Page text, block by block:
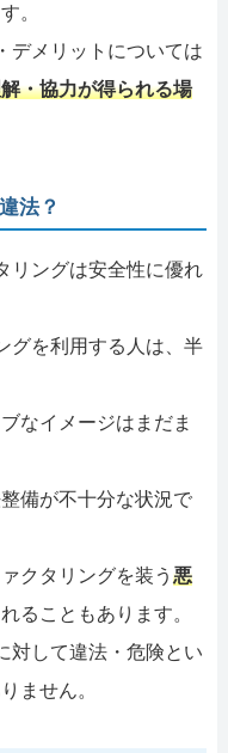
。
デメリットについては
・協力が得られる場
法？
リングは安全性に優れ
グを利用する人は、半
なイメージはまだま
備が不十分な状況で
クタリングを装う 悪
ることもあります。
対して違法・危険とい
ません。